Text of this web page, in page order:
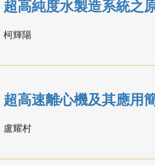
超高純度水製造系統之
柯輝陽
超高速離心機及其應用
盧耀村